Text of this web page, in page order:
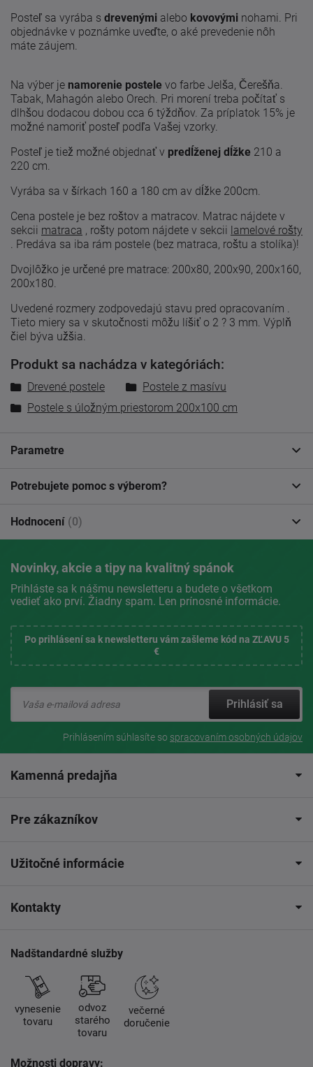
Posteľ sa vyrába s drevenými alebo kovovými nohami. Pri
objednávke v poznámke uveďte, o aké prevedenie nôh
máte záujem.
Na výber je namorenie postele vo farbe Jelša, Čerešňa.
Tabak, Mahagón alebo Orech. Pri morení treba počítať s
dlhšou dodacou dobou cca 6 týždňov. Za príplatok 15% je
možné namoriť posteľ podľa Vašej vzorky.
Posteľ je tiež možné objednať v predĺženej dĺžke 210 a
220 cm.
Vyrába sa v šírkach 160 a 180 cm av dĺžke 200cm.
Cena postele je bez roštov a matracov. Matrac nájdete v
sekcii matraca , rošty potom nájdete v sekcii lamelové rošty
. Predáva sa iba rám postele (bez matraca, roštu a stolíka)!
Dvojlôžko je určené pre matrace: 200x80, 200x90, 200x160,
200x180.
Uvedené rozmery zodpovedajú stavu pred opracovaním .
Tieto miery sa v skutočnosti môžu líšiť o 2 ? 3 mm. Výplň
čiel býva užšia.
Produkt sa nachádza v kategóriách:
Drevené postele
Postele z masívu
Postele s úložným priestorom 200x100 cm
Parametre
Potrebujete pomoc s výberom?
Hodnocení (0)
Novinky, akcie a tipy na kvalitný spánok
Prihláste sa k nášmu newsletteru a budete o všetkom
vedieť ako prví. Žiadny spam. Len prínosné informácie.
Po prihlásení sa k newsletteru vám zašleme kód na ZĽAVU 5
€
Prihlásiť sa
Prihlásením súhlasíte so spracovaním osobných údajov
Kamenná predajňa
Pre zákazníkov
Užitočné informácie
Kontakty
Nadštandardné služby
vynesenie
tovaru
odvoz
starého
tovaru
večerné
doručenie
Možnosti dopravy: